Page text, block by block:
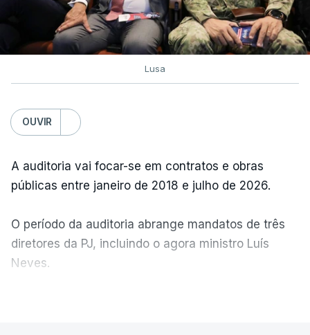
Lusa
OUVIR
A auditoria vai focar-se em contratos e obras
públicas entre janeiro de 2018 e julho de 2026.
O período da auditoria abrange mandatos de três
diretores da PJ, incluindo o agora ministro Luís
Neves.